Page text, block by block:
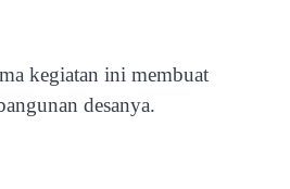
kegiatan ini membuat
desanya.